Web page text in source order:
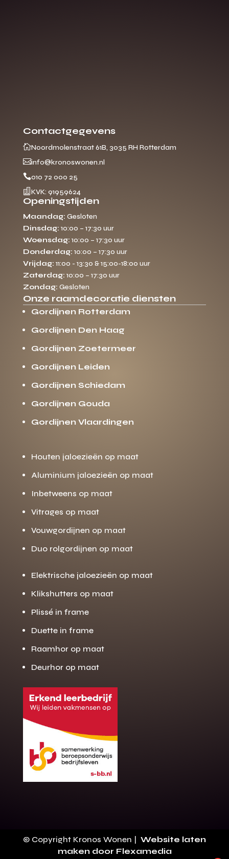
Gratis offerte
op maat?
Binnen 24 uur jouw gratis offerte
10 jaar garantie op de montage
100+ stoffen
Contactgegevens
Noordmolenstraat 61B, 3035 RH Rotterdam
info@kronoswonen.nl
010 72 000 25
 KVK: 91959624
Openingstijden
Maandag: Gesloten
Dinsdag: 10:00 – 17:30 uur
Woensdag: 10:00 – 17:30 uur
Donderdag: 10:00 – 17:30 uur
Vrijdag: 11:00 - 13:30 & 15:00-18:00 uur
Zaterdag: 10:00 – 17:30 uur
Zondag: Gesloten
Onze raamdecoratie diensten
Gordijnen Rotterdam
Gordijnen Den Haag
Gordijnen Zoetermeer
Gordijnen Leiden
Gordijnen Schiedam
Gordijnen Gouda
Gordijnen Vlaardingen
Houten jaloezieën op maat
Aluminium jaloezieën op maat
Inbetweens op maat
Vitrages op maat
Vouwgordijnen op maat
Duo rolgordijnen op maat
Elektrische jaloezieën op maat
Klikshutters op maat
Plissé in frame
Duette in frame
Raamhor op maat
Deurhor op maat
© Copyright Kronos Wonen | Website laten
maken door Flexamedia